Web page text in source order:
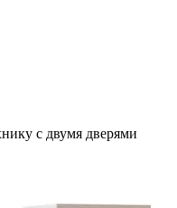
с двумя дверями